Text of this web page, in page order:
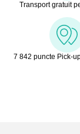
Transport gratuit
7 842 puncte Pick-